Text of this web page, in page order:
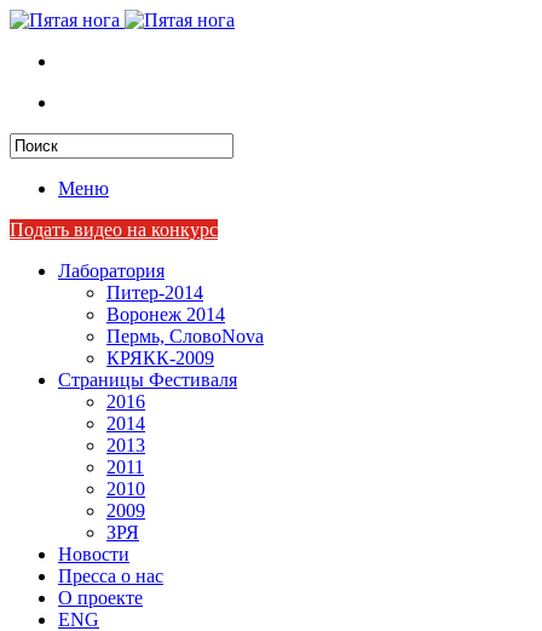
Меню
Подать видео на конкурс
Лаборатория
Питер-2014
Воронеж 2014
Пермь, СловоNova
КРЯКК-2009
Страницы Фестиваля
2016
2014
2013
2011
2010
2009
ЗРЯ
Новости
Пресса о нас
О проекте
ENG